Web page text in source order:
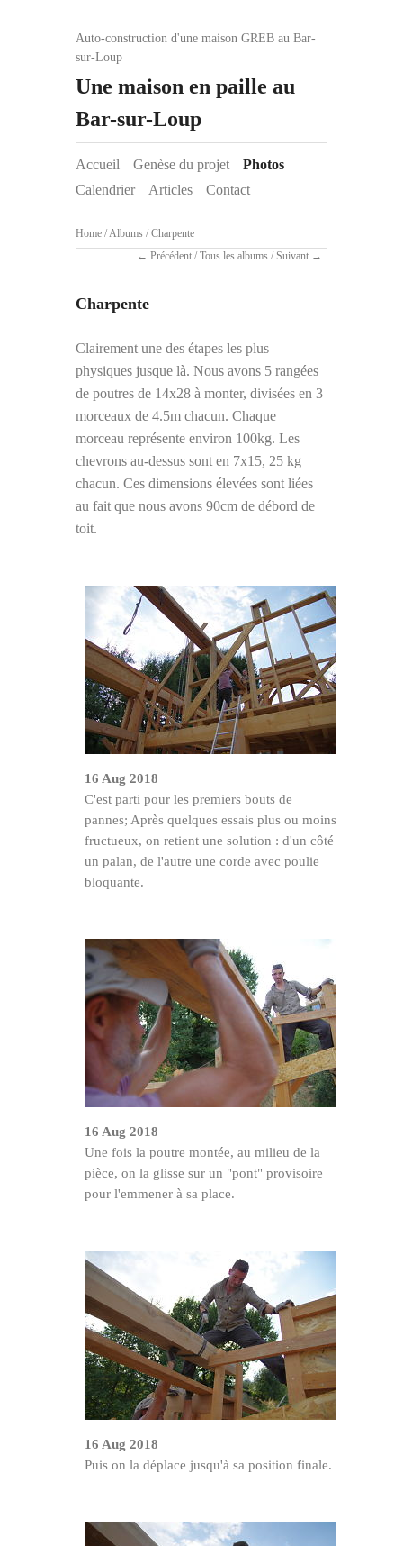
Auto-construction d'une maison GREB au Bar-
sur-Loup
Une maison en paille au
Bar-sur-Loup
Accueil Genèse du projet
Photos
Calendrier
Articles Contact
Home /Albums / Charpente
Précédent / Tous les albums / Suivant
Charpente
Clairement une des étapes les plus
physiques jusque là. Nous avons 5 rangées
de poutres de 14x28 à monter, divisées en 3
morceaux de 4.5m chacun. Chaque
morceau représente environ 100kg. Les
chevrons au-dessus sont en 7x15, 25 kg
chacun. Ces dimensions élevées sont liées
au fait que nous avons 90cm de débord de
toit.
16 Aug 2018
C'est parti pour les premiers bouts de
pannes; Après quelques essais plus ou moins
fructueux, on retient une solution : d'un côté
un palan, de l'autre une corde avec poulie
bloquante.
16 Aug 2018
Une fois la poutre montée, au milieu de la
pièce, on la glisse sur un "pont" provisoire
pour l'emmener à sa place.
16 Aug 2018
Puis on la déplace jusqu'à sa position finale.